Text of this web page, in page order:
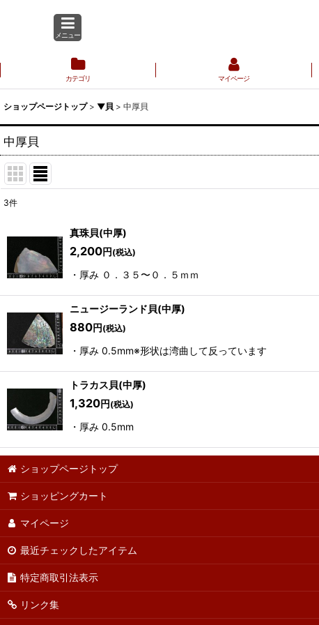
メニュー
カテゴリ マイページ
ショップページトップ > ▼貝 > 中厚貝
中厚貝
並び順:
3件
真珠貝(中厚)
2,200円 (税込)
・厚み ０．３５〜０．５ｍｍ
ニュージーランド貝(中厚)
880円 (税込)
・厚み 0.5mm※形状は湾曲して反っています
トラカス貝(中厚)
1,320円 (税込)
・厚み 0.5mm
ショップページトップ
ショッピングカート
マイページ
最近チェックしたアイテム
特定商取引法表示
リンク集